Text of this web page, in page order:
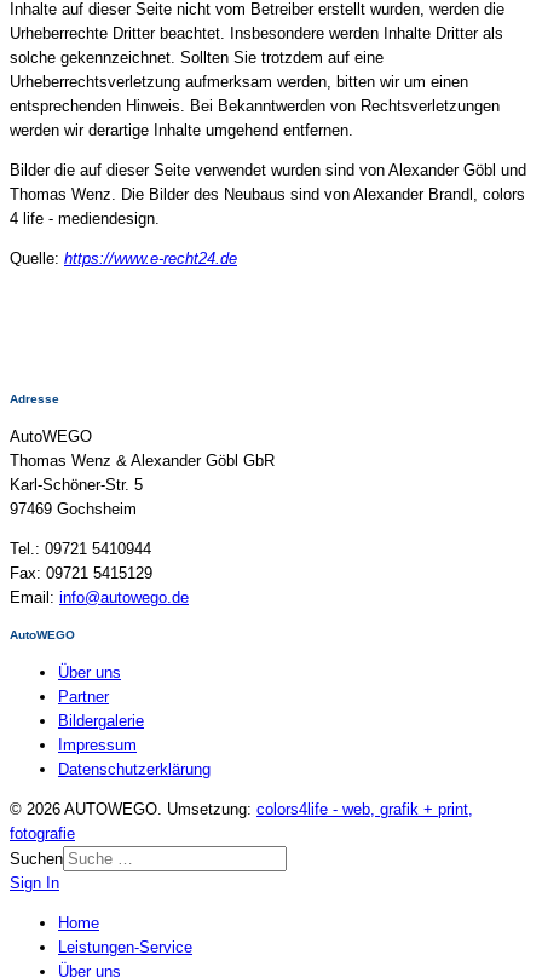
Inhalte auf dieser Seite nicht vom Betreiber erstellt wurden, werden die
Urheberrechte Dritter beachtet. Insbesondere werden Inhalte Dritter als
solche gekennzeichnet. Sollten Sie trotzdem auf eine
Urheberrechtsverletzung aufmerksam werden, bitten wir um einen
entsprechenden Hinweis. Bei Bekanntwerden von Rechtsverletzungen
werden wir derartige Inhalte umgehend entfernen.
Bilder die auf dieser Seite verwendet wurden sind von Alexander Göbl und
Thomas Wenz. Die Bilder des Neubaus sind von Alexander Brandl, colors
4 life - mediendesign.
Quelle: https://www.e-recht24.de
Adresse
AutoWEGO
Thomas Wenz & Alexander Göbl GbR
Karl-Schöner-Str. 5
97469 Gochsheim
Tel.: 09721 5410944
Fax: 09721 5415129
Email: info@autowego.de
AutoWEGO
Über uns
Partner
Bildergalerie
Impressum
Datenschutzerklärung
© 2026 AUTOWEGO. Umsetzung: colors4life - web, grafik + print,
fotografie
Suchen
Sign In
Home
Leistungen-Service
Über uns